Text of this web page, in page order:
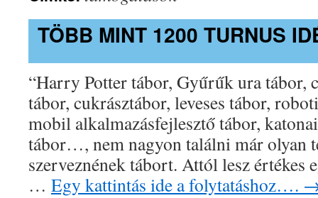
TÖBB MINT 1200 TURNUS
“Harry Potter tábor, Gyűrűk ura tábor,
tábor, cukrásztábor, leveses tábor,
mobil alkalmazásfejlesztő tábor,
tábor…, nem nagyon találni már olyan
szerveznének tábort. Attól lesz értékes
… Egy kattintás ide a folytatáshoz….